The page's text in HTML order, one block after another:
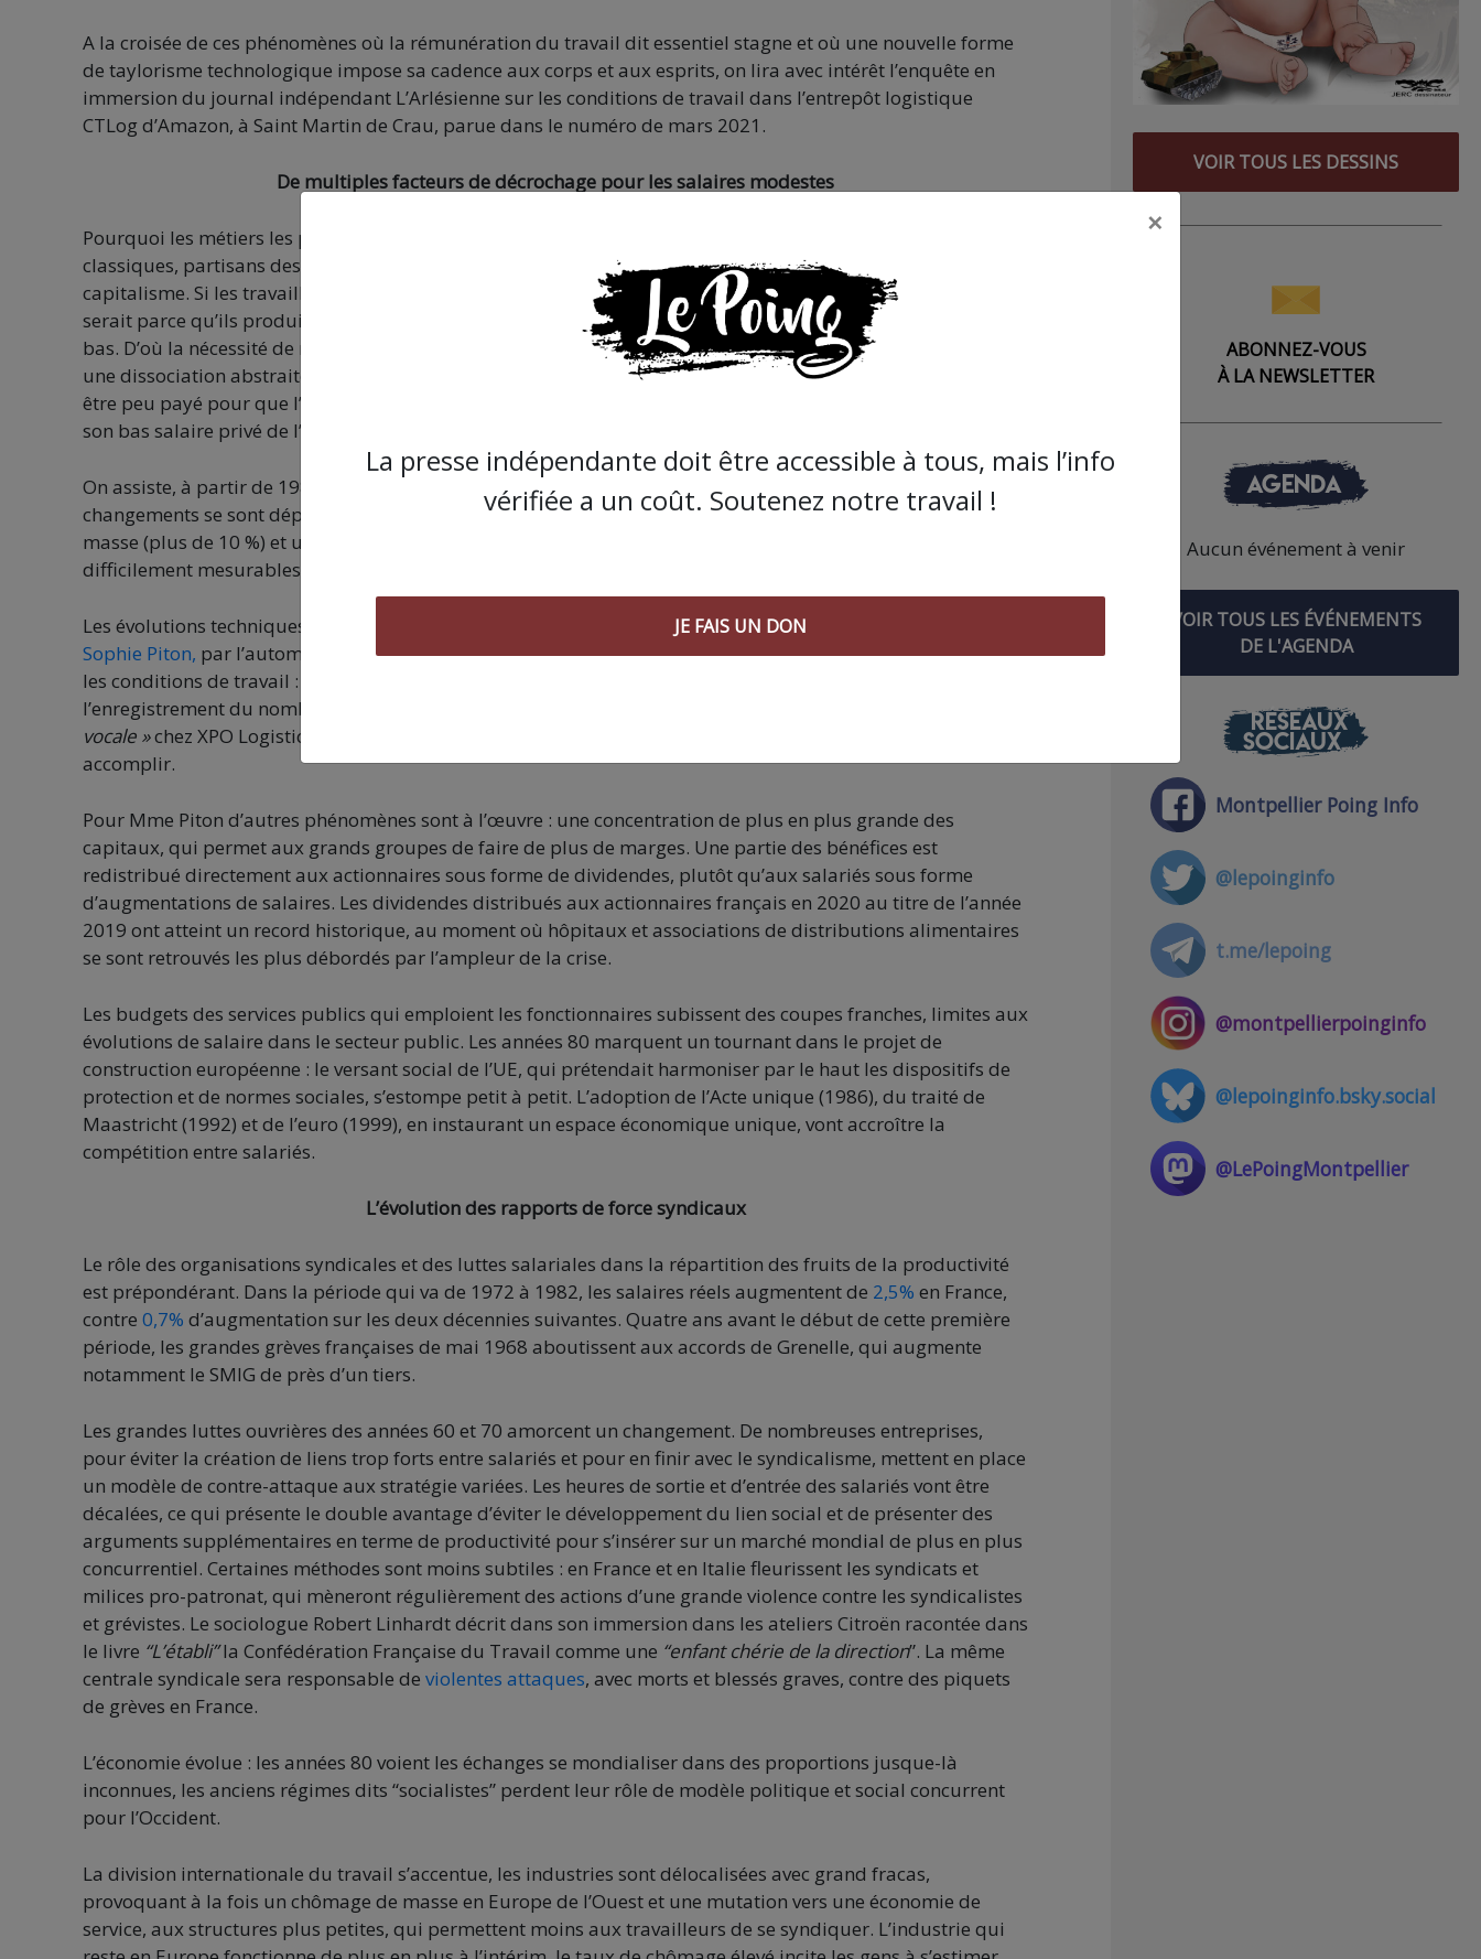
A la croisée de ces phénomènes où la rémunération du travail dit essentiel stagne et où une nouvelle forme
de taylorisme technologique impose sa cadence aux corps et aux esprits, on lira avec intérêt l’enquête en
immersion du journal indépendant L’Arlésienne sur les conditions de travail dans l’entrepôt logistique
CTLog d’Amazon, à Saint Martin de Crau, parue dans le numéro de mars 2021.
De multiples facteurs de décrochage pour les salaires modestes
Pourquoi les métiers les plus essentiels à la vie en société sont-ils les moins bien lotis ? Les économistes
classiques, partisans des politiques néo-libérales,
ont pu s’essayer à chercher une forme de morale
capitalisme. Si les travailleurs qui produisent les choses les plus essentielles sont les moins bien payés, ce
serait parce qu’ils produisent des biens très courant, qui doivent également être accessibles à tous à un prix
bas. D’où la nécessité de réduire les « coûts », dont le travail fait partie. Néanmoins, cette logique repose sur
une dissociation abstraite entre le travailleur et le consommateur : le même travailleur pauvre qui devrait
être peu payé pour que l’assouvissement des besoins essentiels soit possible pour tous, se retrouve de par
son bas salaire privé de l’accès aux besoins essentiels à la vie en société…
On assiste, à partir de 1985-90, à un décrochage des salaires de la productivité. Pourquoi ? Ces
changements se sont déployés dans une économie beaucoup plus concurrentielle, avec un chômage de
masse (plus de 10 %) et un passage à une économie de services où les gains de productivité sont plus
difficilement mesurables et plus difficiles à réaliser, et où les travailleurs sont moins syndiqués.
Les évolutions techniques dans le monde du travail concourent à ce phénomèneselon la macroéconomiste
Sophie Piton, par l’automatisation et le développement de l’intelligence artificielle. Avec un impact fort sur
les conditions de travail : dans l’ entrepôt Amazon décrit par L’Arlésienne, la cadence dictée par
l’enregistrement du nombre de colis scanné est vécu comme violence. Que surpasse encore le travail
vocale »chez XPO Logistics, avec un casque dans lequel une voix informatique dicte tous les mouvements à
accomplir.
Pour Mme Piton d’autres phénomènes sont à l’œuvre : une concentration de plus en plus grande des
capitaux, qui permet aux grands groupes de faire de plus de marges. Une partie des bénéfices est
redistribué directement aux actionnaires sous forme de dividendes, plutôt qu’aux salariés sous forme
d’augmentations de salaires. Les dividendes distribués aux actionnaires français en 2020 au titre de l’année
2019 ont atteint un record historique, au moment où hôpitaux et associations de distributions alimentaires
se sont retrouvés les plus débordés par l’ampleur de la crise.
Les budgets des services publics qui emploient les fonctionnaires subissent des coupes franches, limites aux
évolutions de salaire dans le secteur public. Les années 80 marquent un tournant dans le projet de
construction européenne : le versant social de l’UE, qui prétendait harmoniser par le haut les dispositifs de
protection et de normes sociales, s’estompe petit à petit. L’adoption de l’Acte unique (1986), du traité de
Maastricht (1992) et de l’euro (1999), en instaurant un espace économique unique, vont accroître la
compétition entre salariés.
L’évolution des rapports de force syndicaux
Le rôle des organisations syndicales et des luttes salariales dans la répartition des fruits de la productivité
est prépondérant. Dans la période qui va de 1972 à 1982, les salaires réels augmentent de 2,5% en France,
contre 0,7% d’augmentation sur les deux décennies suivantes. Quatre ans avant le début de cette première
période, les grandes grèves françaises de mai 1968 aboutissent aux accords de Grenelle, qui augmente
notamment le SMIG de près d’un tiers.
Les grandes luttes ouvrières des années 60 et 70 amorcent un changement. De nombreuses entreprises,
pour éviter la création de liens trop forts entre salariés et pour en finir avec le syndicalisme, mettent en place
un modèle de contre-attaque aux stratégie variées. Les heures de sortie et d’entrée des salariés vont être
décalées, ce qui présente le double avantage d’éviter le développement du lien social et de présenter des
arguments supplémentaires en terme de productivité pour s’insérer sur un marché mondial de plus en plus
concurrentiel. Certaines méthodes sont moins subtiles : en France et en Italie fleurissent les syndicats et
milices pro-patronat, qui mèneront régulièrement des actions d’une grande violence contre les syndicalistes
et grévistes. Le sociologue Robert Linhardt décrit dans son immersion dans les ateliers Citroën racontée dans
le livre “L’établi”la Confédération Française du Travail comme une “enfant chérie de la direction”. La même
centrale syndicale sera responsable de violentes attaques, avec morts et blessés graves, contre des piquets
de grèves en France.
L’économie évolue : les années 80 voient les échanges se mondialiser dans des proportions jusque-là
inconnues, les anciens régimes dits “socialistes” perdent leur rôle de modèle politique et social concurrent
pour l’Occident.
La division internationale du travail s’accentue, les industries sont délocalisées avec grand fracas,
provoquant à la fois un chômage de masse en Europe de l’Ouest et une mutation vers une économie de
service, aux structures plus petites, qui permettent moins aux travailleurs de se syndiquer. L’industrie qui
VOIR TOUS LES DESSINS
ABONNEZ-VOUS
À LA NEWSLETTER
AGENDA
Aucun événement à venir
VOIR TOUS LES ÉVÉNEMENTS
DE L'AGENDA
RÉSEAUX
SOCIAUX
Montpellier Poing Info
@lepoinginfo
t.me/lepoing
@montpellierpoinginfo
@lepoinginfo.bsky.social
@LePoingMontpellier
×
La presse indépendante doit être accessible à tous, mais l’info
vérifiée a un coût. Soutenez notre travail !
JE FAIS UN DON